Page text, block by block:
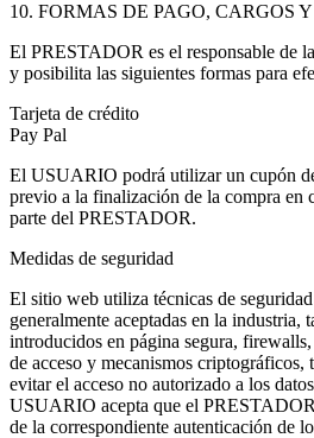
10. FORMAS DE PAGO, CARGOS
El PRESTADOR es el responsable de
y posibilita las siguientes formas para
Tarjeta de crédito
Pay Pal
El USUARIO podrá utilizar un cupón
previo a la finalización de la compra en
parte del PRESTADOR.
Medidas de seguridad
El sitio web utiliza técnicas de
generalmente aceptadas en la industria,
introducidos en página segura,
de acceso y mecanismos
evitar el acceso no autorizado a los
USUARIO acepta que el
de la correspondiente autenticación de